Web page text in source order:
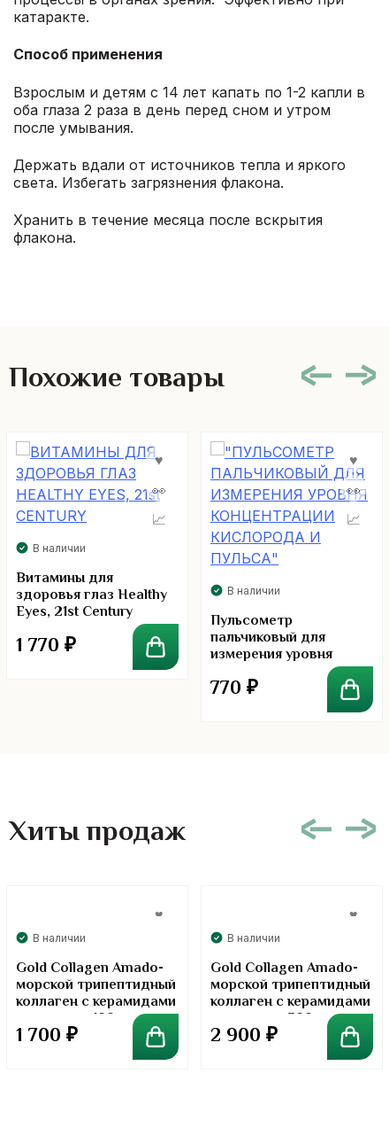
катаракте.
Способ применения
Взрослым и детям с 14 лет капать по 1-2 капли в
оба глаза 2 раза в день перед сном и утром
после умывания.
Держать вдали от источников тепла и яркого
света. Избегать загрязнения флакона.
Хранить в течение месяца после вскрытия
флакона.
Похожие товары
В наличии
Витамины для
здоровья глаз Healthy
Eyes, 21st Century
1 770 ₽
В наличии
Пульсометр
пальчиковый для
измерения уровня
кислорода и пульса
770 ₽
Хиты продаж
В наличии
Gold Collagen Amado-
морской трипептидный
коллаген с керамидами
в порошке. 100 грамм
1 700 ₽
В наличии
Gold Collagen Amado-
морской трипептидный
коллаген с керамидами
в порошке. 300 грамм
2 900 ₽